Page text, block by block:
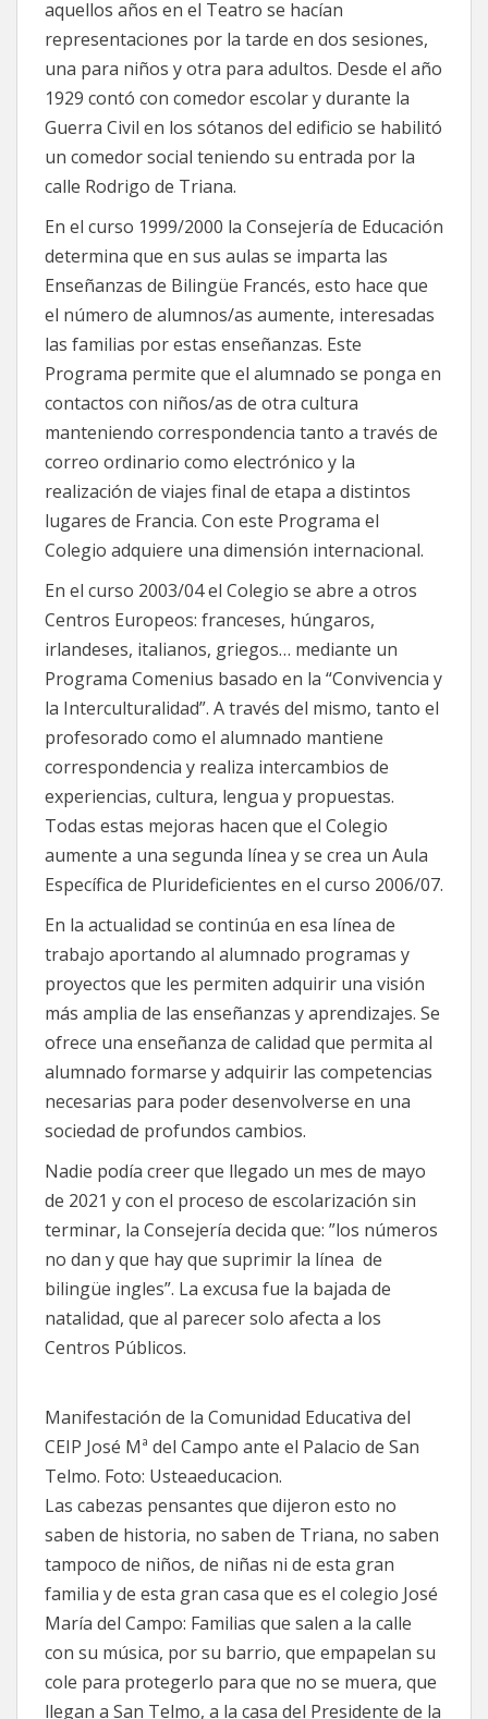
aquellos años en el Teatro se hacían
representaciones por la tarde en dos sesiones,
una para niños y otra para adultos. Desde el año
1929 contó con comedor escolar y durante la
Guerra Civil en los sótanos del edificio se habilitó
un comedor social teniendo su entrada por la
calle Rodrigo de Triana.
En el curso 1999/2000 la Consejería de Educación
determina que en sus aulas se imparta las
Enseñanzas de Bilingüe Francés, esto hace que
el número de alumnos/as aumente, interesadas
las familias por estas enseñanzas. Este
Programa permite que el alumnado se ponga en
contactos con niños/as de otra cultura
manteniendo correspondencia tanto a través de
correo ordinario como electrónico y la
realización de viajes final de etapa a distintos
lugares de Francia. Con este Programa el
Colegio adquiere una dimensión internacional.
En el curso 2003/04 el Colegio se abre a otros
Centros Europeos: franceses, húngaros,
irlandeses, italianos, griegos… mediante un
Programa Comenius basado en la “Convivencia y
la Interculturalidad”. A través del mismo, tanto el
profesorado como el alumnado mantiene
correspondencia y realiza intercambios de
experiencias, cultura, lengua y propuestas.
Todas estas mejoras hacen que el Colegio
aumente a una segunda línea y se crea un Aula
Específica de Plurideficientes en el curso 2006/07.
En la actualidad se continúa en esa línea de
trabajo aportando al alumnado programas y
proyectos que les permiten adquirir una visión
más amplia de las enseñanzas y aprendizajes. Se
ofrece una enseñanza de calidad que permita al
alumnado formarse y adquirir las competencias
necesarias para poder desenvolverse en una
sociedad de profundos cambios.
Nadie podía creer que llegado un mes de mayo
de 2021 y con el proceso de escolarización sin
terminar, la Consejería decida que: ”los números
no dan y que hay que suprimir la línea de
bilingüe ingles”. La excusa fue la bajada de
natalidad, que al parecer solo afecta a los
Centros Públicos.
Manifestación de la Comunidad Educativa del
CEIP José Mª del Campo ante el Palacio de San
Telmo. Foto: Usteaeducacion.
Las cabezas pensantes que dijeron esto no
saben de historia, no saben de Triana, no saben
tampoco de niños, de niñas ni de esta gran
familia y de esta gran casa que es el colegio José
María del Campo: Familias que salen a la calle
con su música, por su barrio, que empapelan su
cole para protegerlo para que no se muera, que
llegan a San Telmo, a la casa del Presidente de la